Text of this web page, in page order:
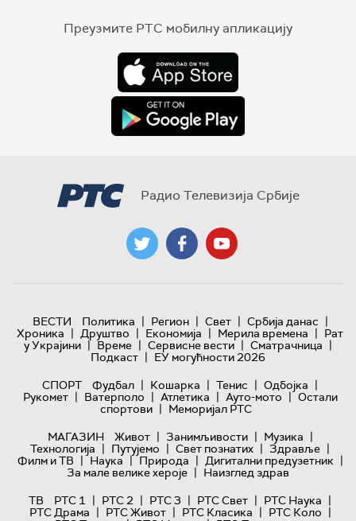
Преузмите РТС мобилну апликацију
Радио Телевизија Србије
ВЕСТИ Политика | Регион | Свет | Србија данас |
Хроника | Друштво | Економија | Мерила времена | Рат
у Украјини | Време | Сервисне вести | Сматрачница |
Подкаст | ЕУ могућности 2026
СПОРТ
Фудбал | Кошарка | Тенис | Одбојка |
Рукомет | Ватерполо | Атлетика | Ауто-мото | Остали
спортови | Меморијал РТС
МАГАЗИН
Живот | Занимљивости | Музика |
Технологијa | Путујемо | Свет познатих | Здравље |
Филм и ТВ | Наука | Природа | Дигитални предузетник |
За мале велике хероје | Наизглед здрав
ТВ
РТС 1 | РТС 2 | РТС 3 | РТС Свет | РТС Наука |
РТС Драма | РТС Живот | РТС Класика | РТС Коло |